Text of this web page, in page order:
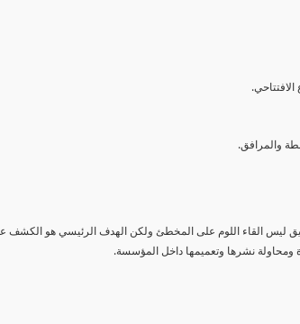
ليس القاء اللوم على المخطئ ولكن الهدف الرئيسي هو الكشف
ومحاولة نشرها وتعميمها داخل المؤسسة.